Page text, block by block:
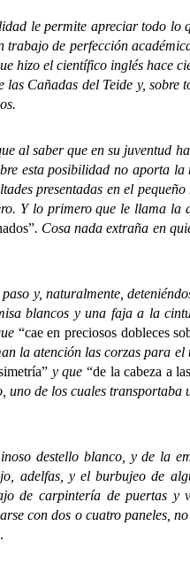
le permite apreciar todo lo
trabajo de perfección
hizo el científico inglés hace
Cañadas del Teide y, sobre
al saber que en su juventud
esta posibilidad no aporta la
presentadas en el
Y lo primero que le llama la
. Cosa nada extraña en
y, naturalmente,
blancos y una faja a la
“cae en preciosos dobleces
la atención las corzas para el
y que“de la cabeza a
uno de los cuales transportaba
destello blanco, y de la
adelfas, y el burbujeo de
de carpintería de puertas y
con dos o cuatro paneles,